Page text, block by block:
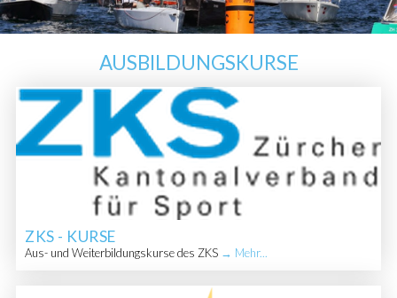
AUSBILDUNGSKURSE
ZKS - KURSE
Aus- und Weiterbildungskurse des ZKS → Mehr...